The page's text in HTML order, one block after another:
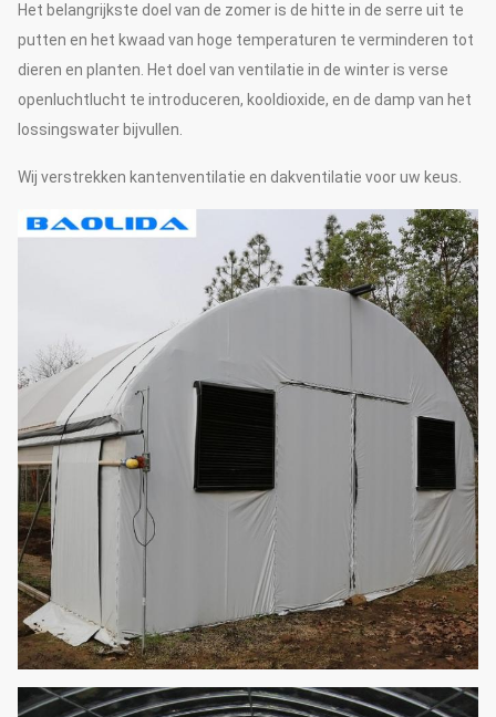
Ondersteunend
volgens uw
Koelsysteem &
Aantal rand 1~3
Neem de buis in de grond op
40~50 cm
Het belangrijkste doel van de zomer is de hitte in de serre uit te
putten en het kwaad van hoge temperaturen te verminderen tot
dieren en planten. Het doel van ventilatie in de winter is verse
openluchtlucht te introduceren, kooldioxide, en de damp van het
lossingswater bijvullen.
Wij verstrekken kantenventilatie en dakventilatie voor uw keus.